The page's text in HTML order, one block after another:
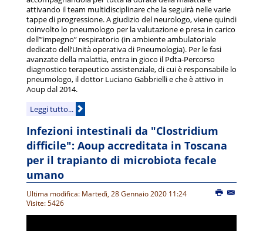
attivando il team multidisciplinare che la seguirà nelle varie
tappe di progressione. A giudizio del neurologo, viene quindi
coinvolto lo pneumologo per la valutazione e presa in carico
dell’”impegno” respiratorio (in ambiente ambulatoriale
dedicato dell’Unità operativa di Pneumologia). Per le fasi
avanzate della malattia, entra in gioco il Pdta-Percorso
diagnostico terapeutico assistenziale, di cui è responsabile lo
pneumologo, il dottor Luciano Gabbrielli e che è attivo in
Aoup dal 2014.
Leggi tutto...
Infezioni intestinali da "Clostridium
difficile": Aoup accreditata in Toscana
per il trapianto di microbiota fecale
umano
Ultima modifica: Martedì, 28 Gennaio 2020 11:24
Visite: 5426